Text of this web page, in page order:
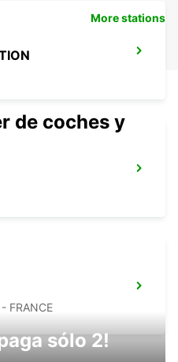
FRANCE
More stations
de coches y
sólo 2!